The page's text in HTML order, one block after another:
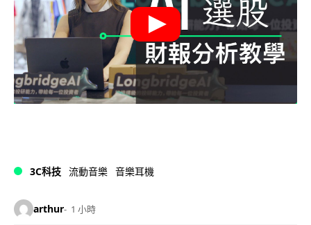
3C科技 流動音樂 音樂耳機
arthur 1 小時